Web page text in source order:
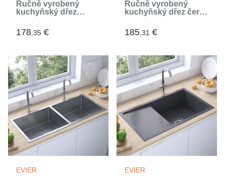
Ručně vyrobený
kuchyňský dřez
(Argent)
178,35 €
Ručně vyrobený
kuchyňský dřez černý
185,31 €
EVIER EVIER